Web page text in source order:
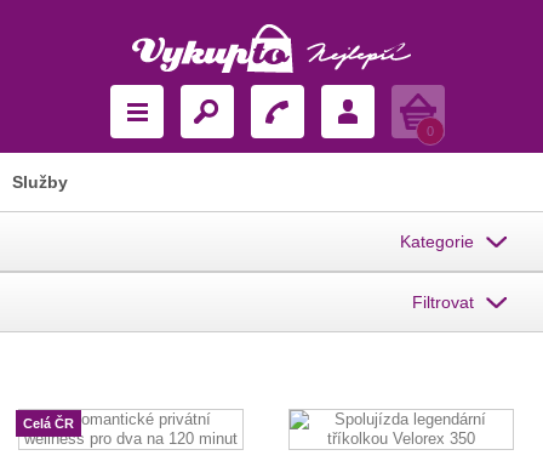
Košík
0
Služby
Kategorie
Filtrovat
Celá ČR